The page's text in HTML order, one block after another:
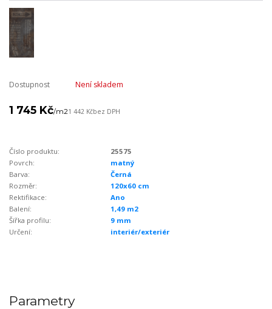
Dostupnost Není skladem
1 745 Kč/m21 442 Kčbez DPH
Číslo produktu:
25575
Povrch:
matný
Barva:
Černá
Rozměr:
120x60 cm
Rektifikace:
Ano
Balení:
1,49 m2
Šířka profilu:
9 mm
Určení:
interiér/exteriér
Parametry